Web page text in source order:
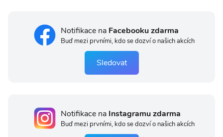
Notifikace na Facebooku zdarma
Buď mezi prvními, kdo se dozví o našich akcích
Sledovat
Notifikace na Instagramu zdarma
Buď mezi prvními, kdo se dozví o našich akcích